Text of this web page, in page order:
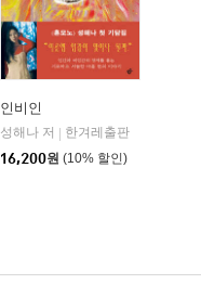
인비인
성해나 저
한겨레출판
16,200원 (10% 할인)